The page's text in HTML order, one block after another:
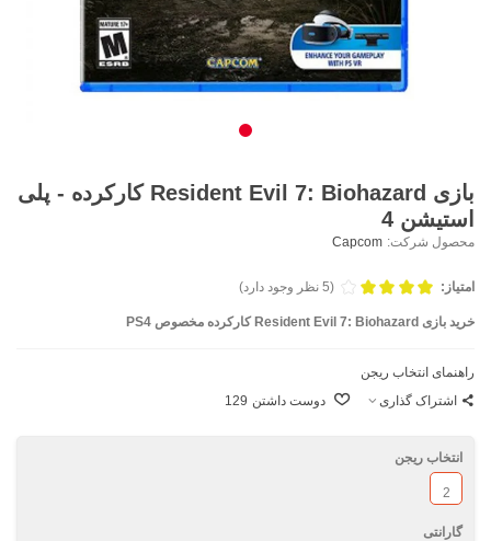
بازی Resident Evil 7: Biohazard کارکرده - پلی
استیشن 4
محصول شرکت: Capcom
امتیاز: (5 نظر وجود دارد)
خرید بازی Resident Evil 7: Biohazard کارکرده مخصوص PS4
راهنمای انتخاب ریجن
اشتراک گذاری
دوست داشتن 129
انتخاب ریجن
2
گارانتی